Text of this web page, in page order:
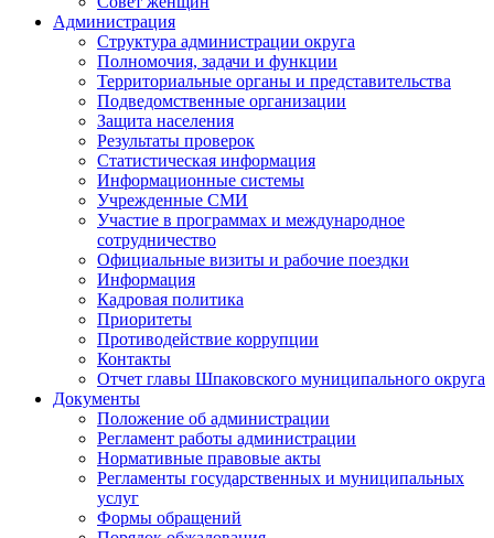
Администрация
Структура администрации округа
Полномочия, задачи и функции
Территориальные органы и представительства
Подведомственные организации
Защита населения
Результаты проверок
Статистическая информация
Информационные системы
Учрежденные СМИ
Участие в программах и международное
сотрудничество
Официальные визиты и рабочие поездки
Информация
Кадровая политика
Приоритеты
Противодействие коррупции
Контакты
Отчет главы Шпаковского муниципального округа
Документы
Положение об администрации
Регламент работы администрации
Нормативные правовые акты
Регламенты государственных и муниципальных
услуг
Формы обращений